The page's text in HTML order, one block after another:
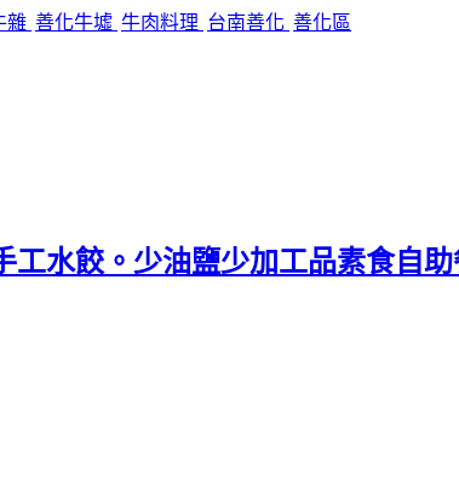
雜 善化牛墟 牛肉料理 台南善化 善化區
水餃。少油鹽少加工品素食自